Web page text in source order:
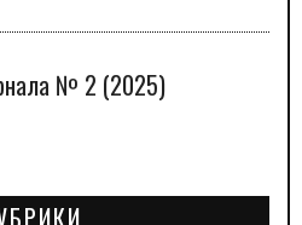
№ 2 (2025)